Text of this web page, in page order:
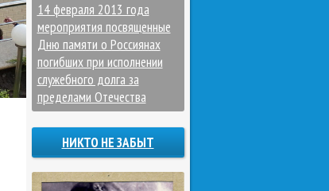
14 февраля 2013 года
мероприятия посвященные
Дню памяти о Россиянах
погибших при исполнении
служебного долга за
пределами Отечества
НИКТО НЕ ЗАБЫТ